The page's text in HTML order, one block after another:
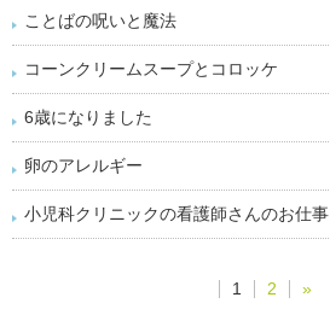
ことばの呪いと魔法
コーンクリームスープとコロッケ
6歳になりました
卵のアレルギー
小児科クリニックの看護師さんのお仕事
1 2 »